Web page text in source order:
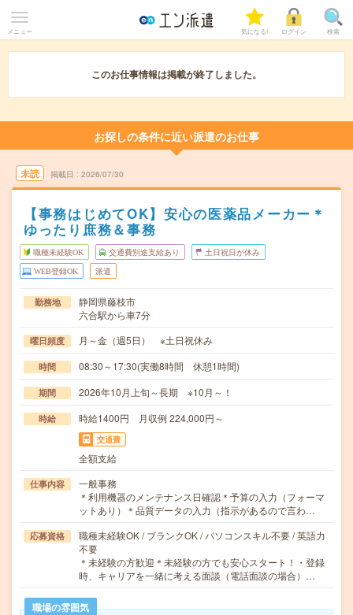
メニュー 気になる! ログイン 検索
このお仕事情報は掲載が終了しました。
お探しの条件に近い派遣のお仕事
未読 掲載日 2026/07/30
【事務はじめてOK】安心の医薬品メーカー＊
ゆったり庶務＆事務
職種未経験OK 交通費別途支給あり 土日祝日が休み
WEB登録OK 派遣
勤務地
静岡県藤枝市
六合駅から車7分
曜日頻度 月～金（週5日） ※土日祝休み
時間 08:30～17:30(実働8時間 休憩1時間)
期間 2026年10月上旬～長期 ※10月～！
時給 時給1400円 月収例 224,000円～
交通費
全額支給
仕事内容
一般事務
＊利用機器のメンテナンス日確認＊予算の入力（フォーマ
ットあり）＊品質データの入力（指示があるので言わ…
応募資格
職種未経験OK / ブランクOK / パソコンスキル不要 / 英語力
不要
＊未経験の方歓迎＊未経験の方でも安心スタート！・登録
時、キャリアを一緒に考える面談（電話面談の場合）…
職場の雰囲気